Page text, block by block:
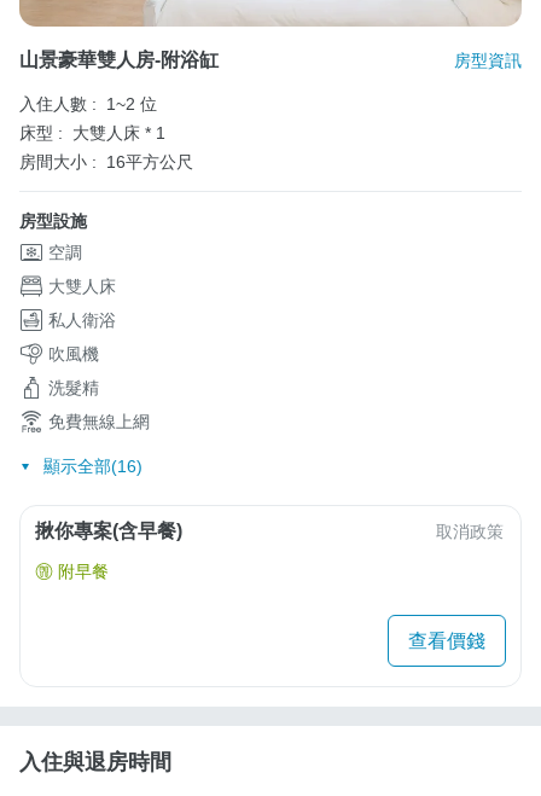
山景豪華雙人房-附浴缸 房型資訊
入住人數 :
1~2 位
床型 :
大雙人床 * 1
房間大小 :
16平方公尺
房型設施
空調
大雙人床
私人衛浴
吹風機
洗髮精
免費無線上網
顯示全部(16)
揪你專案(含早餐) 取消政策
附早餐
查看價錢
入住與退房時間